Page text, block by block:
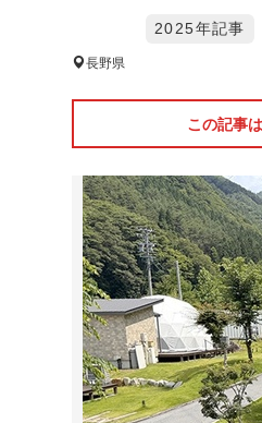
2025年記事
長野県
この記事